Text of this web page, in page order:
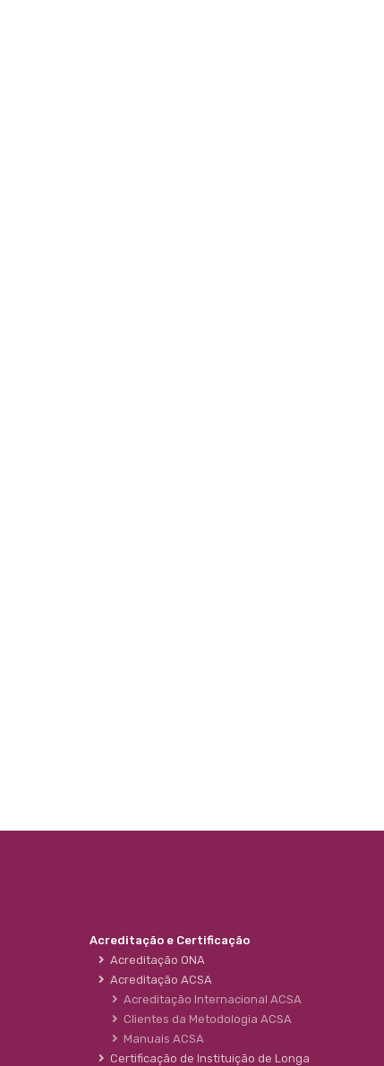
Acreditação e Certificação
Acreditação ONA
Acreditação ACSA
Acreditação Internacional ACSA
Clientes da Metodologia ACSA
Manuais ACSA
Certificação de Instituição de Longa